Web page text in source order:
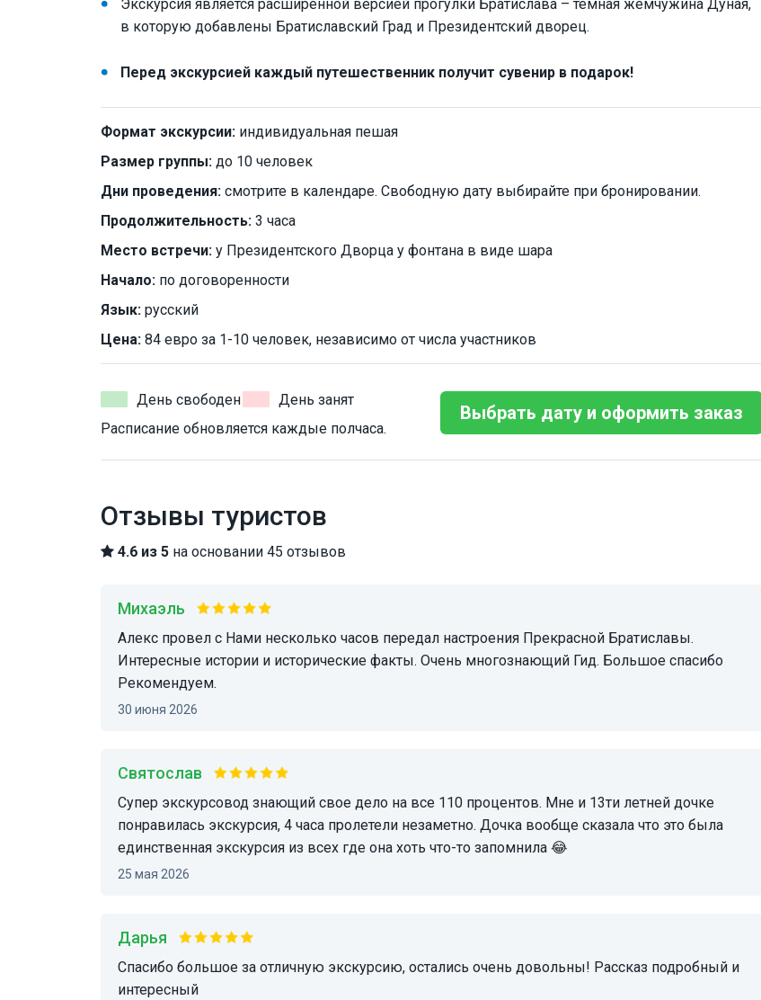
Экскурсия является расширенной версией прогулки Братислава – тёмная жемчужина Дуная,
в которую добавлены Братиславский Град и Президентский дворец.
Перед экскурсией каждый путешественник получит сувенир в подарок!
Формат экскурсии: индивидуальная пешая
Размер группы: до 10 человек
Дни проведения: смотрите в календаре. Свободную дату выбирайте при бронировании.
Продолжительность: 3 часа
Место встречи: у Президентского Дворца у фонтана в виде шара
Начало: по договоренности
Язык: русский
Цена: 84 евро за 1-10 человек, независимо от числа участников
День свободен
День занят
Расписание обновляется каждые полчаса.
Выбрать дату и оформить заказ
Отзывы туристов
4.6 из 5 на основании 45 отзывов
Михаэль
Алекс провел с Нами несколько часов передал настроения Прекрасной Братиславы.
Интересные истории и исторические факты. Очень многознающий Гид. Большое спасибо
Рекомендуем.
30 июня 2026
Святослав
Супер экскурсовод знающий свое дело на все 110 процентов. Мне и 13ти летней дочке
понравилась экскурсия, 4 часа пролетели незаметно. Дочка вообще сказала что это была
единственная экскурсия из всех где она хоть что-то запомнила 😂
25 мая 2026
Дарья
Спасибо большое за отличную экскурсию, остались очень довольны! Рассказ подробный и
интересный